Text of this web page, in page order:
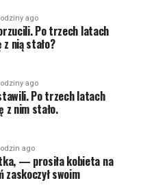
ago
Po trzech latach
nią stało?
ago
Po trzech latach
nim stało.
ago
— prosiła kobieta na
swoim